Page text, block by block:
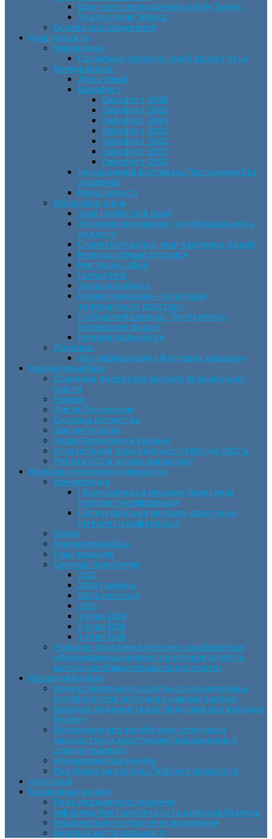
Шоу-театр молодіжного клубу “Імідж”
Театр-студія “Маска”
Основи програмування
Наші проєкти
Міжнародні
Соціально-психологічний проєкт VeLa
Всеукраїнські
День Землі
Єврофест
Єврофест-2026
Єврофест-2025
Єврофест-2024
Єврофест-2023
Єврофест-2022
Єврофест-2021
Єврофест-2020
Інклюзивний фестиваль “Натхнення без
кордонів”
Марш єдності
Обласного рівня
Знай і люби свій край
Здорове харчування – відповідальність
кожного
Славетні Українці. Іван Карпенко-Карий
Молодь обирає здоров’я
Мистецькі обрії
Humor Fest
За нашу свободу
Кіровоградщина – територія
толерантного простору
ІII обласний конкурс “Буктрейлер.
Книжковий форум”
Інтелектуальні ігри
Локальні
Арт-лабораторія «Життєвих завдань»
Нормативна база
Довідник директора закладу позашкільної
освіти
Накази
Листи/Положення
Охорона дитинства
Закони України
Укази Президента України
Стратегічний план діяльності МОН до 2027 р.
Робота ЗПО в умовах карантину
Науково-методична діяльність
Конференції
І Всеукраїнська науково-практична
інтернет-конференція
ІІ Всеукраїнська науково-практична
інтернет-конференція
Угоди
Нормативна база
Наші видання
Семінар-практикум
2023
2024 травень
2024 листопад
2025
1 етап 2026
2 етап 2026
3 етап 2026
Науково-практична інтернет-конференція
«Формування ціннісних орієнтирів дітей та
молоді засобами позашкільної освіти»
Протидія булінгу
Кодекс безпечного освітнього середовища.
Антибулінгова політика в нашому закладі
Порядок подання та розгляду заяв про випадки
булінгу
Положення про запобігання і протидію
насильству та жорстокому поводженню з
дітьми у закладі
Нормативні документи
Про булінг на сторінці “Кабінет психолога”
Атестація
Корисні матеріали
Події державного значення
Інформаційна грамотність та цифрова безпека
Національно-патріотичне виховання
Безпека життєдіяльності